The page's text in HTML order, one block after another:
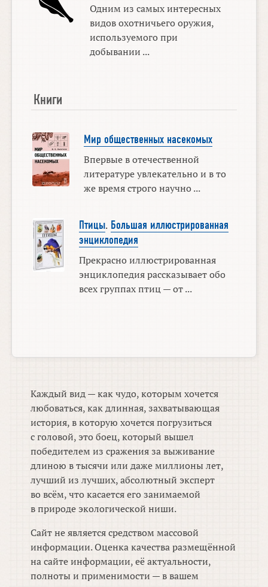
Одним из самых интересных
видов охотничьего оружия,
используемого при
добывании ...
Книги
Мир общественных насекомых
Впервые в отечественной
литературе увлекательно и в то
же время строго научно ...
Птицы. Большая иллюстрированная
энциклопедия
Прекрасно иллюстрированная
энциклопедия рассказывает обо
всех группах птиц — от ...
Каждый вид — как чудо, которым хочется
любоваться, как длинная, захватывающая
история, в которую хочется погрузиться
с головой, это боец, который вышел
победителем из сражения за выживание
длиною в тысячи или даже миллионы лет,
лучший из лучших, абсолютный эксперт
во всём, что касается его занимаемой
в природе экологической ниши.
Сайт не является средством массовой
информации. Оценка качества размещённой
на сайте информации, её актуальности,
полноты и применимости — в вашем